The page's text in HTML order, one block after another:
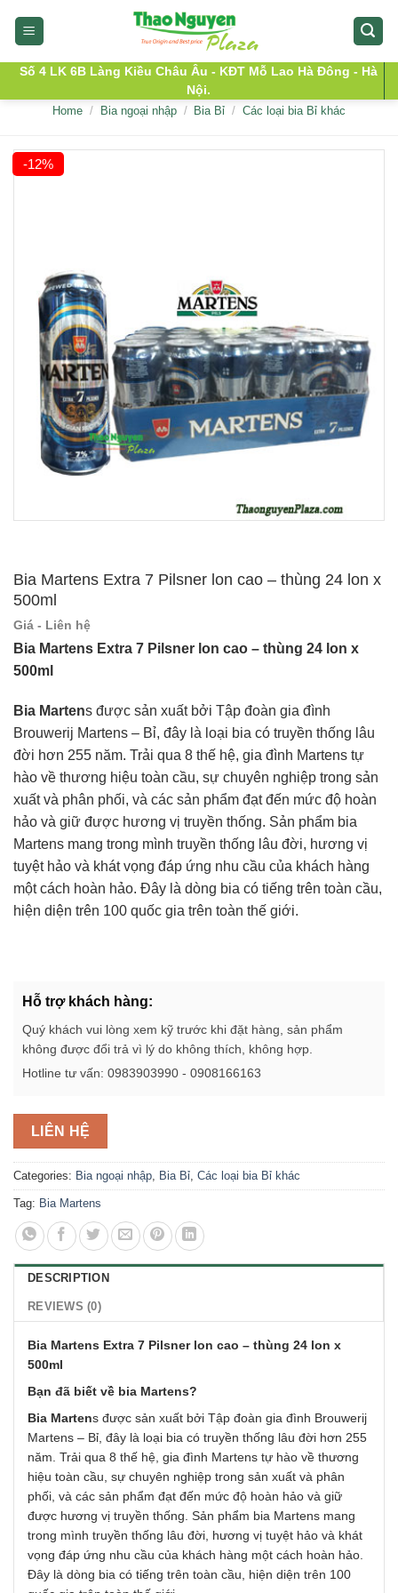
Số 4 LK 6B Làng Kiều Châu Âu - KĐT Mỗ Lao Hà Đông - Hà
Nội.
Home / Bia ngoại nhập / Bia Bỉ / Các loại bia Bỉ khác
-12%
Bia Martens Extra 7 Pilsner lon cao – thùng 24 lon x
500ml
Giá - Liên hệ
Bia Martens Extra 7 Pilsner lon cao – thùng 24 lon x
500ml
Bia Martens được sản xuất bởi Tập đoàn gia đình
Brouwerij Martens – Bỉ, đây là loại bia có truyền thống lâu
đời hơn 255 năm. Trải qua 8 thế hệ, gia đình Martens tự
hào về thương hiệu toàn cầu, sự chuyên nghiệp trong sản
xuất và phân phối, và các sản phẩm đạt đến mức độ hoàn
hảo và giữ được hương vị truyền thống. Sản phẩm bia
Martens mang trong mình truyền thống lâu đời, hương vị
tuyệt hảo và khát vọng đáp ứng nhu cầu của khách hàng
một cách hoàn hảo. Đây là dòng bia có tiếng trên toàn cầu,
hiện diện trên 100 quốc gia trên toàn thế giới.
Hỗ trợ khách hàng:
Quý khách vui lòng xem kỹ trước khi đặt hàng, sản phẩm
không được đổi trả vì lý do không thích, không hợp.
Hotline tư vấn: 0983903990 - 0908166163
LIÊN HỆ
Categories: Bia ngoại nhập, Bia Bỉ, Các loại bia Bỉ khác
Tag: Bia Martens
DESCRIPTION
REVIEWS (0)
Bia Martens Extra 7 Pilsner lon cao – thùng 24 lon x
500ml
Bạn đã biết về bia Martens?
Bia Martens được sản xuất bởi Tập đoàn gia đình Brouwerij
Martens – Bỉ, đây là loại bia có truyền thống lâu đời hơn 255
năm. Trải qua 8 thế hệ, gia đình Martens tự hào về thương
hiệu toàn cầu, sự chuyên nghiệp trong sản xuất và phân
phối, và các sản phẩm đạt đến mức độ hoàn hảo và giữ
được hương vị truyền thống. Sản phẩm bia Martens mang
trong mình truyền thống lâu đời, hương vị tuyệt hảo và khát
vọng đáp ứng nhu cầu của khách hàng một cách hoàn hảo.
Đây là dòng bia có tiếng trên toàn cầu, hiện diện trên 100